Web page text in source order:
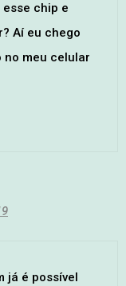
chip e
Aí eu chego
no meu celular
já é possível